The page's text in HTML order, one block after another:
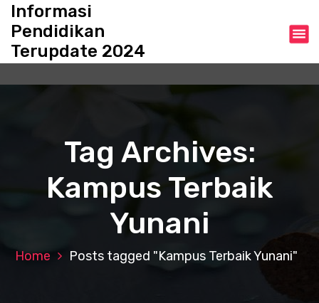
o
Informasi
Pendidikan
Terupdate 2024
Tag Archives:
Kampus Terbaik
Yunani
Home Posts tagged "Kampus Terbaik Yunani"